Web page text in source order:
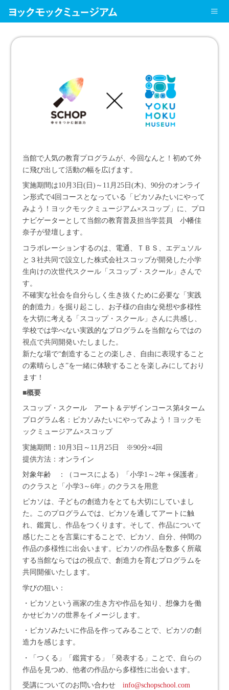
当館で人気の教育プログラムが、今回なんと！初めて外
に飛び出して活動の幅を広げます。
実施期間は10月3日(日)～11月25日(木)、90分のオンライ
ン形式で4回コースとなっている「ピカソみたいにやって
みよう！ヨックモックミュージアム×スコップ」に、プロ
ナビゲーターとして当館の教育普及担当学芸員 小幡佳
奈子が登壇します。
コラボレーションするのは、電通、ＴＢＳ、エデュソル
と３社共同で設立した株式会社スコップが開発した小学
生向けの次世代スクール「スコップ・スクール」さんで
す。
不確実な社会を自分らしく生き抜くために必要な「実践
的創造力」を掘り起こし、お子様の自由な発想や多様性
を大切に考える「スコップ・スクール」さんに共感し、
学校では学べない実践的なプログラムを当館ならではの
視点で共同開発いたしました。
新たな場で“創造することの楽しさ、自由に表現すること
の素晴らしさ”を一緒に体験することを楽しみにしており
ます！
■概要
スコップ・スクール アート＆デザインコース第4ターム
プログラム名：ピカソみたいにやってみよう！ヨックモ
ックミュージアム×スコップ
実施期間：10月3日～11月25日 ※90分×4回
提供方法：オンライン
対象年齢 ：（コースによる）「小学1～2年＋保護者」
のクラスと「小学3～6年」のクラスを用意
ピカソは、子どもの創造力をとても大切にしていまし
た。このプログラムでは、ピカソを通してアートに触
れ、鑑賞し、作品をつくります。そして、作品について
感じたことを言葉にすることで、ピカソ、自分、仲間の
作品の多様性に出会います。ピカソの作品を数多く所蔵
する当館ならではの視点で、創造力を育むプログラムを
共同開催いたします。
学びの狙い：
・ピカソという画家の生き方や作品を知り、想像力を働
かせピカソの世界をイメージします。
・ピカソみたいに作品を作ってみることで、ピカソの創
造力を感じます。
・「つくる」「鑑賞する」「発表する」ことで、自らの
作品を見つめ、他者の作品から多様性に出会います。
受講についてのお問い合わせ info@schopschool.com